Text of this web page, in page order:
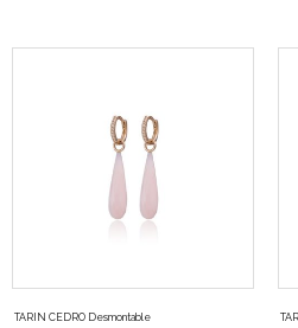
TARIN CEDRO Desmontable